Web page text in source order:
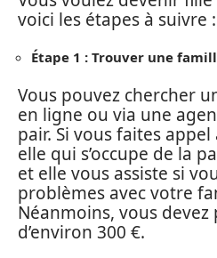
voici les étapes à suivre :
Étape 1 : Trouver une
Vous pouvez chercher
en ligne ou via une
pair. Si vous faites appel
elle qui s’occupe de la
et elle vous assiste si
problèmes avec votre
Néanmoins, vous
d’environ 300 €.